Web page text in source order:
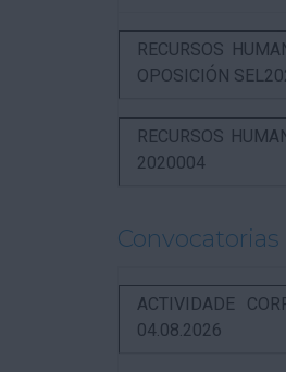
RECURSOS
OPOSICIÓN
RECURSOS
2020004
ACTIVIDADE
04.08.2026